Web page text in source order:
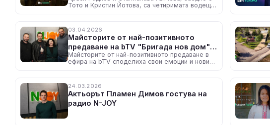
Тото и Кристин Йотова, са четиримата водещи
03.04.2026
Майсторите от най-позитивното
предаване на bTV "Бригада нов дом"
гостуваха на радио N-JOY
Майсторите от най-позитивното предаване в
ефира на bTV споделиха свои емоции и новини
24.03.2026
Актьорът Пламен Димов гостува на
радио N-JOY